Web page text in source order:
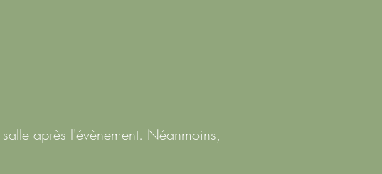
après l'évènement. Néanmoins,